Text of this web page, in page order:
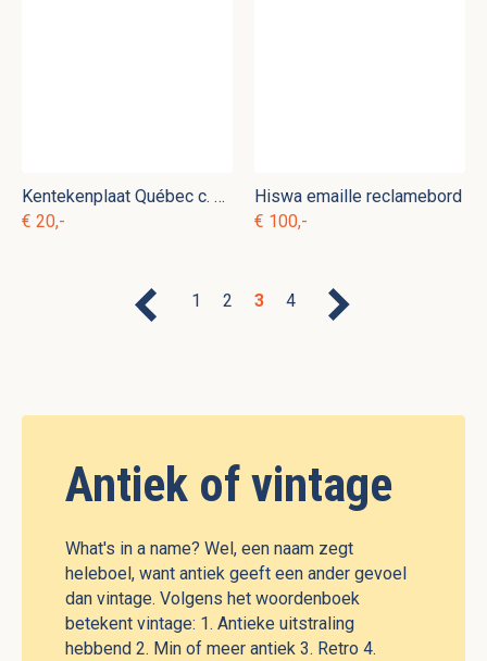
Kentekenplaat Québec c. d 8
€ 20,-
Hiswa emaille reclamebord
€ 100,-
1 2 3 4
Antiek of vintage
What's in a name? Wel, een naam zegt
heleboel, want antiek geeft een ander gevoel
dan vintage. Volgens het woordenboek
betekent vintage: 1. Antieke uitstraling
hebbend 2. Min of meer antiek 3. Retro 4.